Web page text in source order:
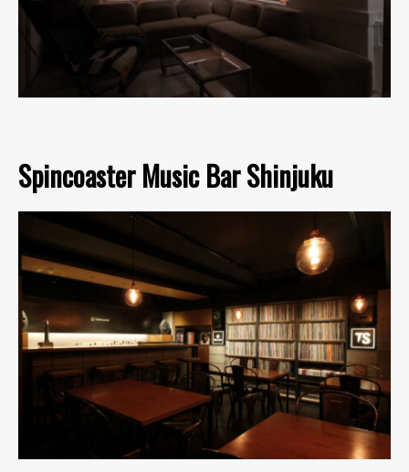
Spincoaster Music Bar Shinjuku